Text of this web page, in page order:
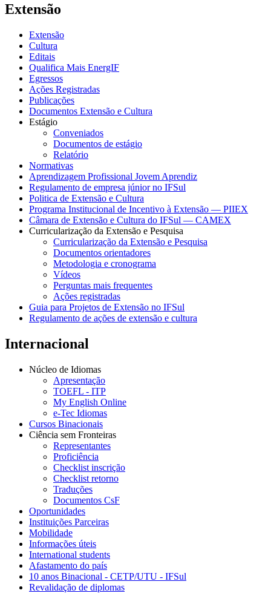
Extensão
Extensão
Cultura
Editais
Qualifica Mais EnergIF
Egressos
Ações Registradas
Publicações
Documentos Extensão e Cultura
Estágio
Conveniados
Documentos de estágio
Relatório
Normativas
Aprendizagem Profissional Jovem Aprendiz
Regulamento de empresa júnior no IFSul
Politica de Extensão e Cultura
Programa Institucional de Incentivo à Extensão — PIIEX
Câmara de Extensão e Cultura do IFSul — CAMEX
Curricularização da Extensão e Pesquisa
Curricularização da Extensão e Pesquisa
Documentos orientadores
Metodologia e cronograma
Vídeos
Perguntas mais frequentes
Ações registradas
Guia para Projetos de Extensão no IFSul
Regulamento de ações de extensão e cultura
Internacional
Núcleo de Idiomas
Apresentação
TOEFL - ITP
My English Online
e-Tec Idiomas
Cursos Binacionais
Ciência sem Fronteiras
Representantes
Proficiência
Checklist inscrição
Checklist retorno
Traduções
Documentos CsF
Oportunidades
Instituições Parceiras
Mobilidade
Informações úteis
International students
Afastamento do país
10 anos Binacional - CETP/UTU - IFSul
Revalidação de diplomas